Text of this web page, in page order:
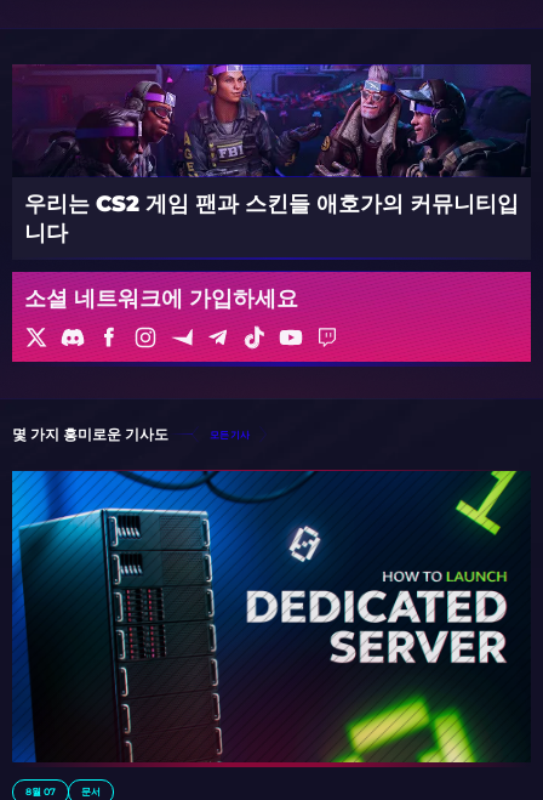
우리는 CS2 게임 팬과 스킨들 애호가의 커뮤니티입
니다
소셜 네트워크에 가입하세요
몇 가지 흥미로운 기사도 모든 기사
8월 07 문서